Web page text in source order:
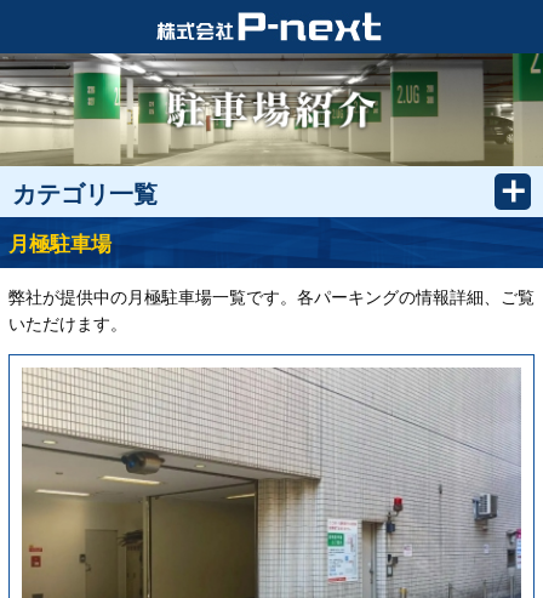
カテゴリ一覧
月極駐車場
弊社が提供中の月極駐車場一覧です。各パーキングの情報詳細、ご覧
いただけます。